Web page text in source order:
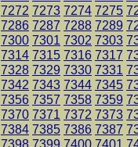
7272 7273 7274 7275
7286 7287 7288 7289
7300 7301 7302 7303
7314 7315 7316 7317
7328 7329 7330 7331
7342 7343 7344 7345
7356 7357 7358 7359
7370 7371 7372 7373
7384 7385 7386 7387
7398 7399 7400 7401